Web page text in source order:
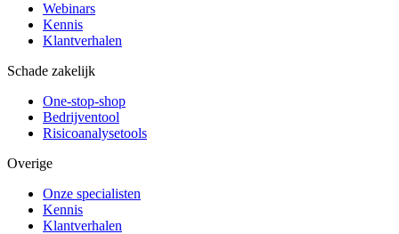
Webinars
Kennis
Klantverhalen
Schade zakelijk
One-stop-shop
Bedrijventool
Risicoanalysetools
Overige
Onze specialisten
Kennis
Klantverhalen